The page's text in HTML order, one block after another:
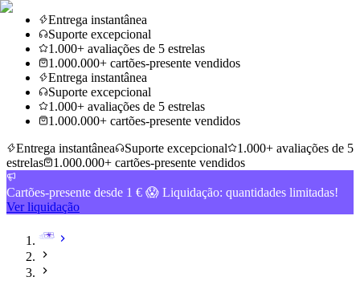
Entrega instantânea
Suporte excepcional
1.000+ avaliações de 5 estrelas
1.000.000+ cartões-presente vendidos
Entrega instantânea
Suporte excepcional
1.000+ avaliações de 5 estrelas
1.000.000+ cartões-presente vendidos
Entrega instantânea
Suporte excepcional
1.000+ avaliações de 5
estrelas
1.000.000+ cartões-presente vendidos
Cartões-presente desde 1 € 😱 Liquidação: quantidades limitadas!
Ver liquidação